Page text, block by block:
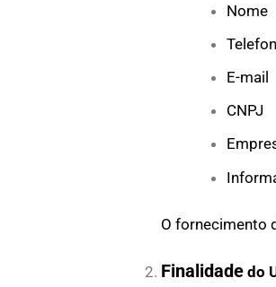
Nome
E-mail
CNPJ
O fornecimento
Finalidade do